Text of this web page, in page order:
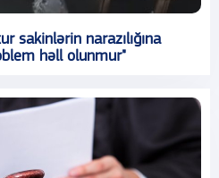
sakinlərin narazılığına
həll olunmur"